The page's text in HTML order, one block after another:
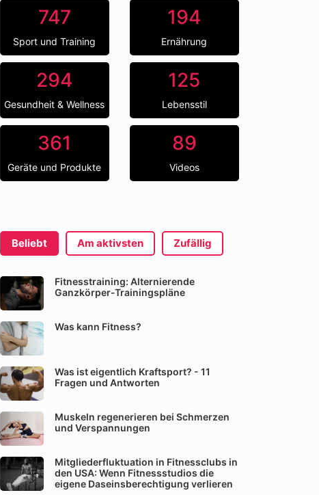
747
Sport und Training
194
Ernährung
294
Gesundheit & Wellness
125
Lebensstil
361
Geräte und Produkte
89
Videos
Beliebt Am aktivsten Zufällig
Fitnesstraining: Alternierende
Ganzkörper-Trainingspläne
Was kann Fitness?
Was ist eigentlich Kraftsport? - 11
Fragen und Antworten
Muskeln regenerieren bei Schmerzen
und Verspannungen
Mitgliederfluktuation in Fitnessclubs in
den USA: Wenn Fitnessstudios die
eigene Daseinsberechtigung verlieren